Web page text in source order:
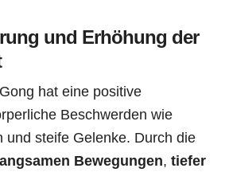
und Erhöhung der
hat eine positive
Beschwerden wie
und steife Gelenke. Durch die
Bewegungen, tiefer